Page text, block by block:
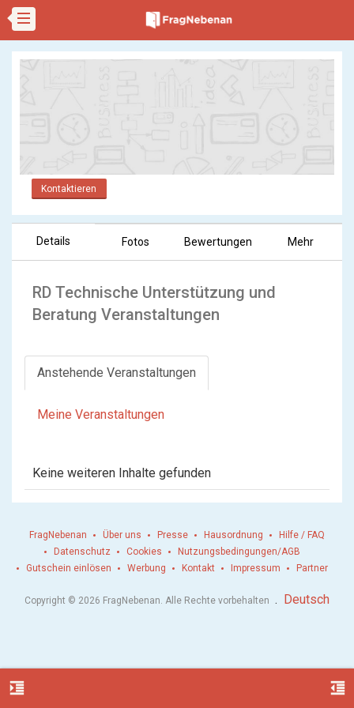
Kontaktieren
Details Fotos Bewertungen Mehr
RD Technische Unterstützung und
Beratung Veranstaltungen
Anstehende Veranstaltungen
Meine Veranstaltungen
Keine weiteren Inhalte gefunden
format_indent_increase format_indent_decrease
FragNebenan Über uns Presse Hausordnung
Hilfe / FAQ
Datenschutz
Cookies
Nutzungsbedingungen/AGB
Gutschein einlösen
Werbung Kontakt Impressum Partner
Copyright © 2026 FragNebenan. Alle Rechte vorbehalten . Deutsch